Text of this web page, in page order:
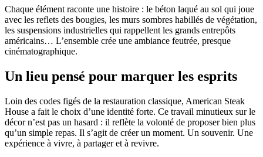
Chaque élément raconte une histoire : le béton laqué au sol qui joue
avec les reflets des bougies, les murs sombres habillés de végétation,
les suspensions industrielles qui rappellent les grands entrepôts
américains… L’ensemble crée une ambiance feutrée, presque
cinématographique.
Un lieu pensé pour marquer les esprits
Loin des codes figés de la restauration classique, American Steak
House a fait le choix d’une identité forte. Ce travail minutieux sur le
décor n’est pas un hasard : il reflète la volonté de proposer bien plus
qu’un simple repas. Il s’agit de créer un moment. Un souvenir. Une
expérience à vivre, à partager et à revivre.